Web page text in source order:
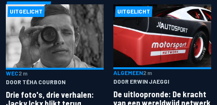
UITGELICHT
WEC2 m
DOOR TÉHA COURBON
Drie foto's, drie verhalen:
Jacky Ickx blikt terug
UITGELICHT
ALGEMEEN2 m
DOOR ERWIN JAEGGI
De uitloopronde: De kracht
van een wereldwijd netwerk